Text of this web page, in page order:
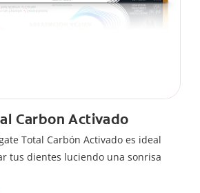
Carbon Activado
Total Carbón Activado es ideal
tus dientes luciendo una sonrisa